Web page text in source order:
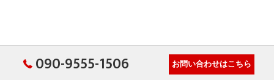
090-9555-1506 お問い合わせはこちら